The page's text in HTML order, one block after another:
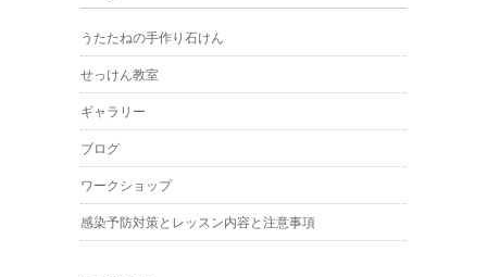
うたたねの手作り石けん
せっけん教室
ギャラリー
ブログ
ワークショップ
感染予防対策とレッスン内容と注意事項